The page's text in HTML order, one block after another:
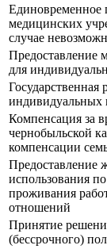
Единовременное
медицинских
случае
Предоставление
для
индивидуальных
Компенсация за
чернобыльской
компенсации
Предоставление
использования
проживания
отношений
Принятие
(бессрочного)